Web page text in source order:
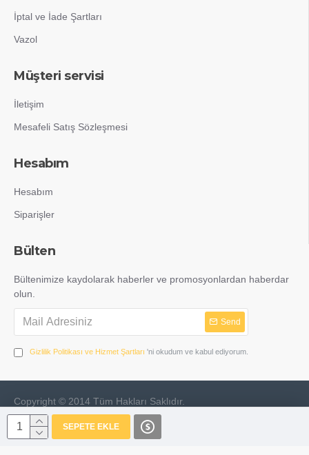
SEPETE EKLE
İptal ve İade Şartları
Vazol
Müşteri servisi
İletişim
Mesafeli Satış Sözleşmesi
Hesabım
Hesabım
Siparişler
Bülten
Bültenimize kaydolarak haberler ve promosyonlardan haberdar
olun.
Send
Gizlilik Politikası ve Hizmet Şartları 'ni okudum ve kabul ediyorum.
Copyright © 2014 Tüm Hakları Saklıdır.